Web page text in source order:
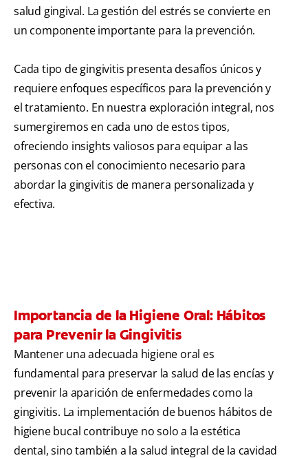
salud gingival. La gestión del estrés se convierte en
un componente importante para la prevención.
Cada tipo de gingivitis presenta desafíos únicos y
requiere enfoques específicos para la prevención y
el tratamiento. En nuestra exploración integral, nos
sumergiremos en cada uno de estos tipos,
ofreciendo insights valiosos para equipar a las
personas con el conocimiento necesario para
abordar la gingivitis de manera personalizada y
efectiva.
Importancia de la Higiene Oral: Hábitos
para Prevenir la Gingivitis
Mantener una adecuada higiene oral es
fundamental para preservar la salud de las encías y
prevenir la aparición de enfermedades como la
gingivitis. La implementación de buenos hábitos de
higiene bucal contribuye no solo a la estética
dental, sino también a la salud integral de la cavidad